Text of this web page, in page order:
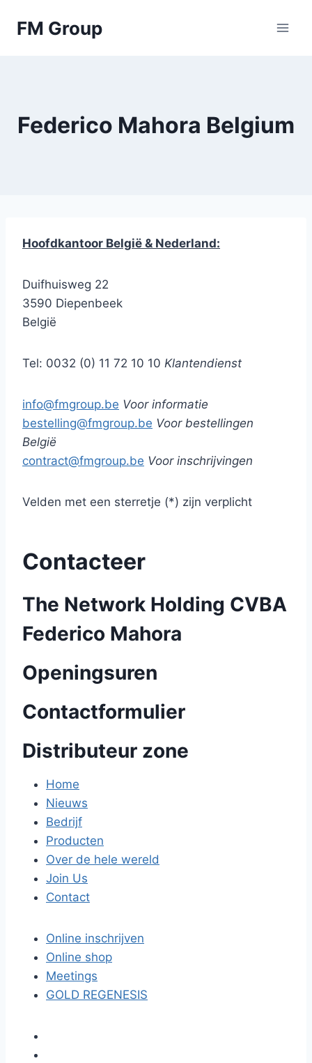
FM Group
Federico Mahora Belgium
Hoofdkantoor België & Nederland:
Duifhuisweg 22
3590 Diepenbeek
België
Tel: 0032 (0) 11 72 10 10 Klantendienst
info@fmgroup.be Voor informatie
bestelling@fmgroup.be Voor bestellingen
België
contract@fmgroup.be Voor inschrijvingen
Velden met een sterretje (*) zijn verplicht
Contacteer
The Network Holding CVBA
Federico Mahora
Openingsuren
Contactformulier
Distributeur zone
Home
Nieuws
Bedrijf
Producten
Over de hele wereld
Join Us
Contact
Online inschrijven
Online shop
Meetings
GOLD REGENESIS